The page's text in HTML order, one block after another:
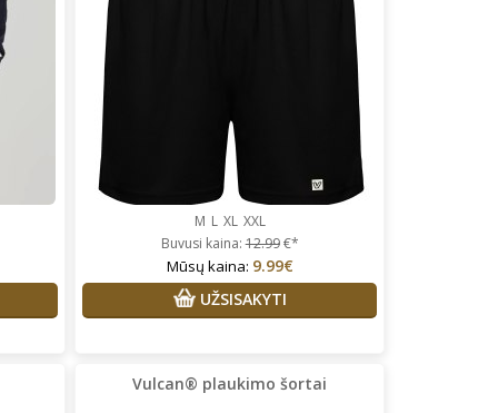
M L XL XXL
Buvusi kaina:12.99€*
Mūsų kaina: 9.99€
UŽSISAKYTI
Vulcan® plaukimo šortai